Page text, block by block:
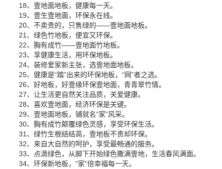
18、壹地面地板，健康每一天。
19、壹生壹地面，环保永在线。
20、不卖贵的，只售绿的——壹地面地板。
21、绿色竹地板，便宜又环保。
22、胸有成竹——壹地面竹地板。
23、享健康生活，用环保地板。
24、装修爱家新主张，选壹地面地板。
25、健康是“踏”出来的环保地板，“网”者之选。
26、好地板，好壹缘环保壹地面，青青翠竹情。
27、让生活更自然关注品质，关爱健康。
28、喜欢壹地面，经济环保是关键。
29、壹地面地板，铺就名“家”风采。
30、胸有成竹颠覆绿色灵感，享受环保生活。
31、绿竹生根结结高，壹地板不贵却环保。
32、来自大自然的呵护，享受最畅通的服务。
33、点滴绿色，从脚下开始绿色撒满壹地，生活春风满面。
34、环保新地板，“家”倍幸福每一天。